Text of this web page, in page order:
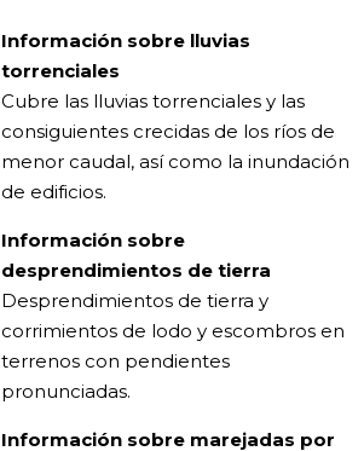
Información sobre lluvias
torrenciales
Cubre las lluvias torrenciales y las
consiguientes crecidas de los ríos de
menor caudal, así como la inundación
de edificios.
Información sobre
desprendimientos de tierra
Desprendimientos de tierra y
corrimientos de lodo y escombros en
terrenos con pendientes
pronunciadas.
Información sobre marejadas por